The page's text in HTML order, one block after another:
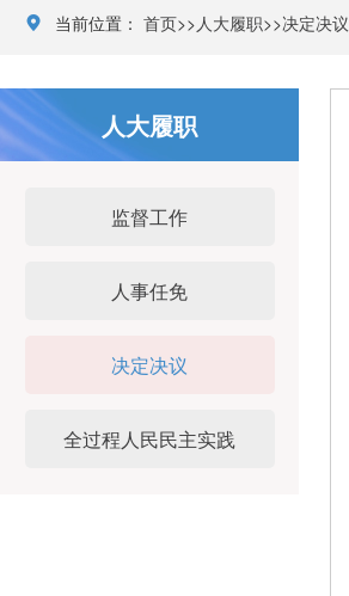
 当前位置： 首页>>人大履职>>决定决议
人大履职
监督工作
人事任免
决定决议
全过程人民民主实践